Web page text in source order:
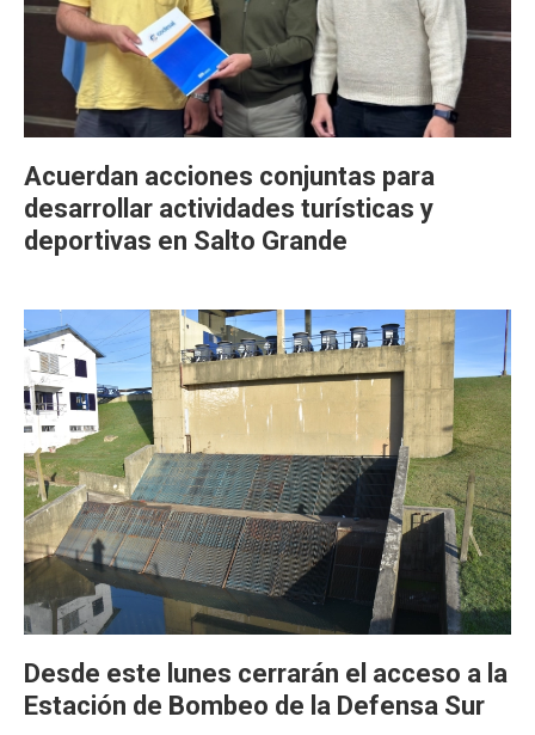
Acuerdan acciones conjuntas para
desarrollar actividades turísticas y
deportivas en Salto Grande
Desde este lunes cerrarán el acceso a la
Estación de Bombeo de la Defensa Sur